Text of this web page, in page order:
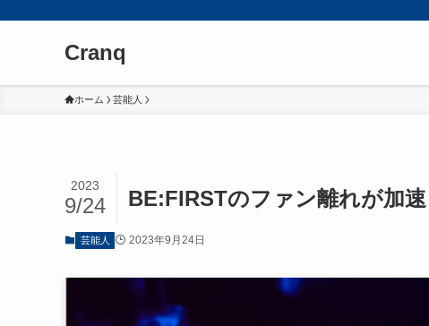
Cranq
ホーム 芸能人
BE:FIRSTのファン離れが加
2023
9/24
芸能人 2023年9月24日